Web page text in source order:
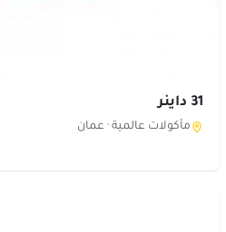
31 داينر
مأكولات عالمية · عمان